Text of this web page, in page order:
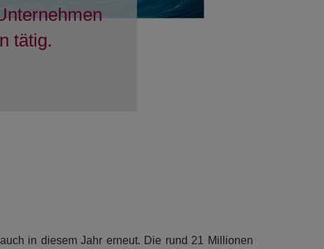
tätig.
in diesem Jahr erneut. Die rund 21 Millionen